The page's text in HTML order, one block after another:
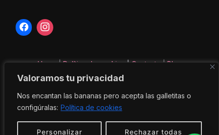
Valoramos tu privacidad
Nos encantan las bananas pero acepta las galletitas o
configúralas: Política de cookies
Personalizar Rechazar todas
Home|Política de cookies | Contacto|Blog